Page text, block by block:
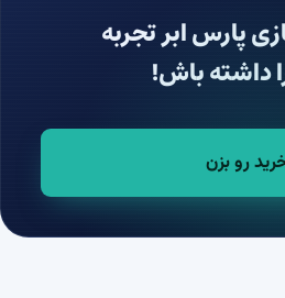
پارس ابر تجربه
داشته باش!
رو بزن